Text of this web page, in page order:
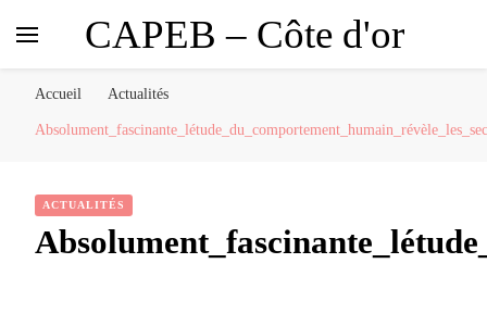
CAPEB – Côte d'or
Accueil Actualités
ACTUALITÉS